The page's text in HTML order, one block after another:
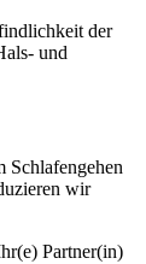
der
und
Schlafengehen
wir
Partner(in)